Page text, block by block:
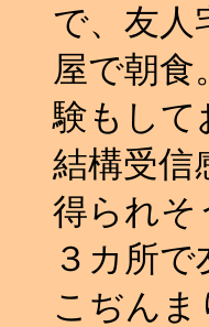
で、友人
屋で朝
験もし
結構受信
得られそ
３カ所
こぢんま